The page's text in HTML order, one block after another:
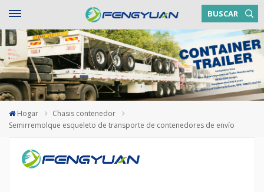
BUSCAR
Hogar
Chasis contenedor
Semirremolque esqueleto de transporte de contenedores de envío